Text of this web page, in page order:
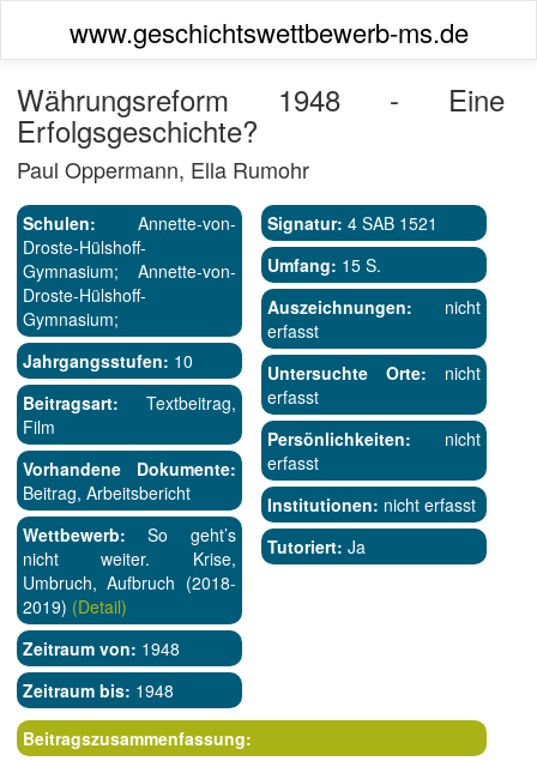
www.geschichtswettbewerb-ms.de
Währungsreform 1948 - Eine
Erfolgsgeschichte?
Paul Oppermann, Ella Rumohr
Schulen: Annette-von-
Droste-Hülshoff-
Gymnasium; Annette-von-
Droste-Hülshoff-
Gymnasium;
Jahrgangsstufen: 10
Beitragsart: Textbeitrag,
Film
Vorhandene Dokumente:
Beitrag, Arbeitsbericht
Wettbewerb: So geht’s
nicht weiter. Krise,
Umbruch, Aufbruch (2018-
2019) (Detail)
Zeitraum von: 1948
Zeitraum bis: 1948
Signatur: 4 SAB 1521
Umfang: 15 S.
Auszeichnungen: nicht
erfasst
Untersuchte Orte: nicht
erfasst
Persönlichkeiten: nicht
erfasst
Institutionen: nicht erfasst
Tutoriert: Ja
Beitragszusammenfassung: